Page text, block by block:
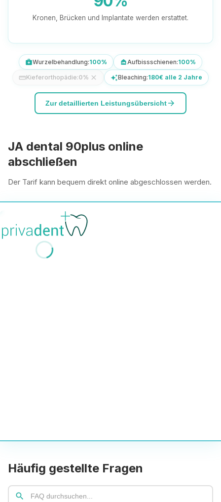
Kronen, Brücken und Implantate werden erstattet.
medical_servicesWurzelbehandlung:100% night_shelterAufbissschienen:100%
straightenKieferorthopädie:0% close auto_awesomeBleaching:180€ alle 2 Jahre
Zur detaillierten Leistungsübersichtarrow_forward
JA dental 90plus online
abschließen
Der Tarif kann bequem direkt online abgeschlossen werden.
Häufig gestellte Fragen
search